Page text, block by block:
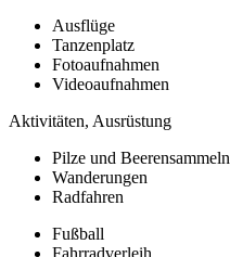
Ausflüge
Tanzenplatz
Fotoaufnahmen
Videoaufnahmen
Aktivitäten, Ausrüstung
Pilze und Beerensammeln
Wanderungen
Radfahren
Fußball